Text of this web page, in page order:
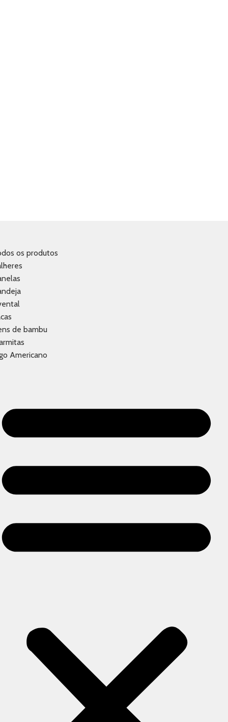
os produtos
de bambu
Americano